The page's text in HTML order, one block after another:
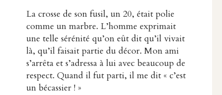
La crosse de son fusil, un 20, était polie
comme un marbre. L’homme exprimait
une telle sérénité qu’on eût dit qu’il vivait
là, qu’il faisait partie du décor. Mon ami
s’arrêta et s’adressa à lui avec beaucoup de
respect. Quand il fut parti, il me dit « c’est
un bécassier ! »